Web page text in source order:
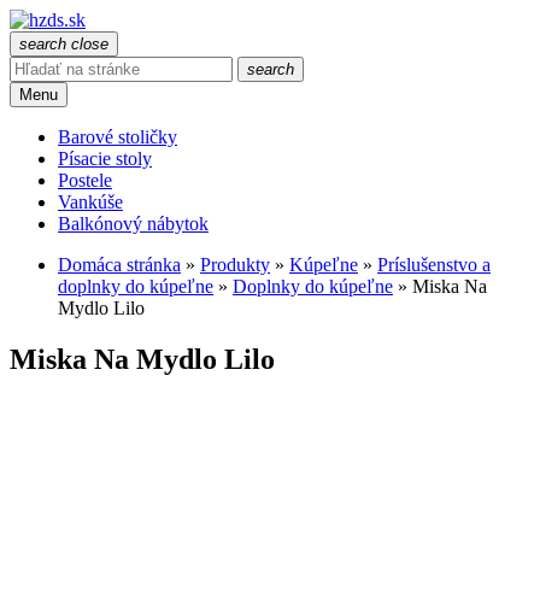
search close
search
Menu
Barové stoličky
Písacie stoly
Postele
Vankúše
Balkónový nábytok
Domáca stránka » Produkty » Kúpeľne » Príslušenstvo a
doplnky do kúpeľne » Doplnky do kúpeľne » Miska Na
Mydlo Lilo
Miska Na Mydlo Lilo